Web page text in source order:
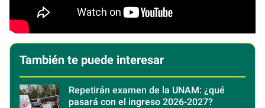
También te puede interesar
Repetirán examen de la UNAM: ¿qué
pasará con el ingreso 2026-2027?